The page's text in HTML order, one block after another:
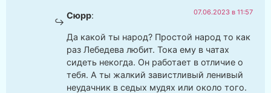
Сюрр: 07.06.2023 в 11:57
Да какой ты народ? Простой народ то как
раз Лебедева любит. Тока ему в чатах
сидеть некогда. Он работает в отличие о
тебя. А ты жалкий завистливый ленивый
неудачник в седых мудях или около того.